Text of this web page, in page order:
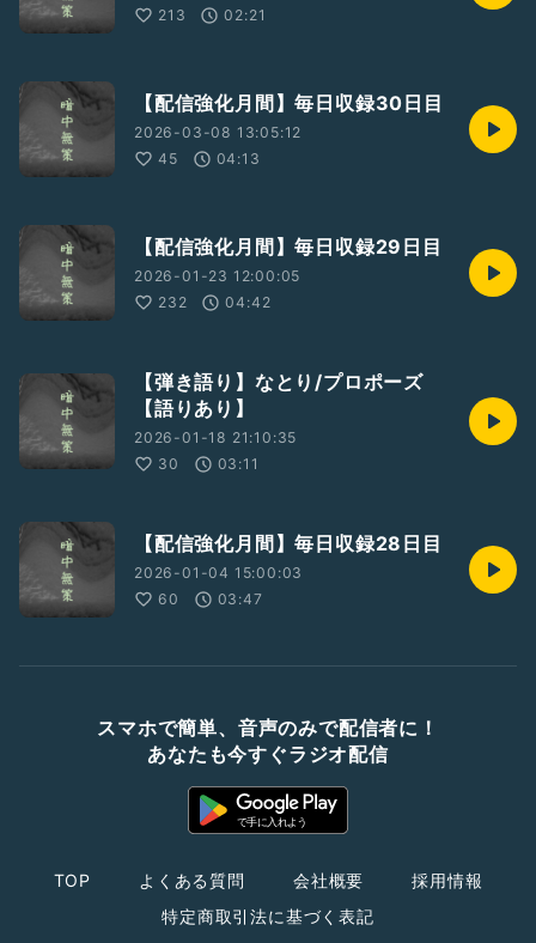
213
02:21
【配信強化月間】毎日収録30日目
2026-03-08 13:05:12
45
04:13
【配信強化月間】毎日収録29日目
2026-01-23 12:00:05
232
04:42
【弾き語り】なとり/プロポーズ
【語りあり】
2026-01-18 21:10:35
30
03:11
【配信強化月間】毎日収録28日目
2026-01-04 15:00:03
60
03:47
スマホで簡単、音声のみで配信者に！
あなたも今すぐラジオ配信
TOP よくある質問 会社概要
採用情報
特定商取引法に基づく表記